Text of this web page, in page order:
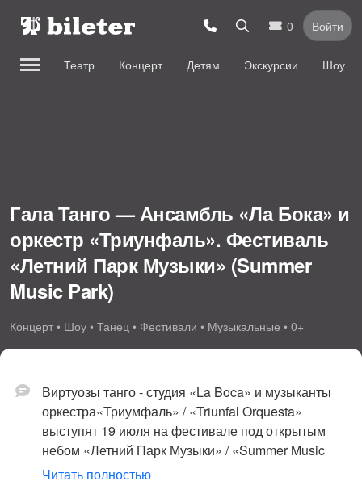
0 Войти
Театр Концерт Детям Экскурсии Шоу
Гала Танго — Ансамбль «Ла Бока» и
оркестр «Триунфаль». Фестиваль
«Летний Парк Музыки» (Summer
Music Park)
Концерт • Шоу • Танец • Фестивали • Музыкальные • 0+
Виртуозы танго - студия «La Boca» и музыканты
оркестра«Триумфаль» / «Triunfal Orquesta»
выступят 19 июля на фестивале под открытым
небом «Летний Парк Музыки» / «Summer Music
Park»
Читать полностью